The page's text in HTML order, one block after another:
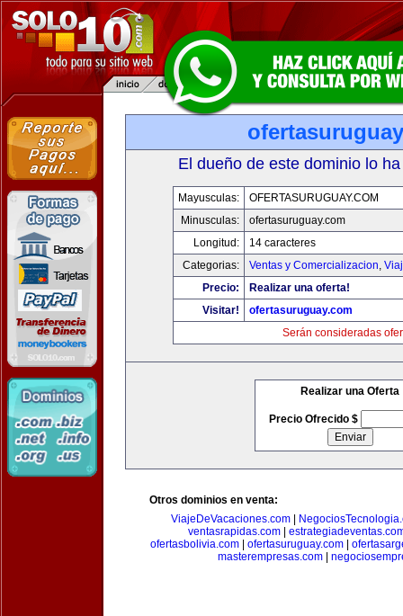
El dueño de este dominio lo
Mayusculas:
OFERTASURUGUAY.COM
Minusculas:
ofertasuruguay.com
Longitud:
14 caracteres
Categorias:
Ventas y Comercializacion,
Precio:
Realizar una oferta!
Visitar!
ofertasuruguay.com
Serán consideradas
Realizar una Oferta
Precio Ofrecido $
Otros dominios en venta:
ViajeDeVacaciones.com|
ventasrapidas.com|
ofertasbolivia.com| ofertasuruguay.com|
masterempresas.com|